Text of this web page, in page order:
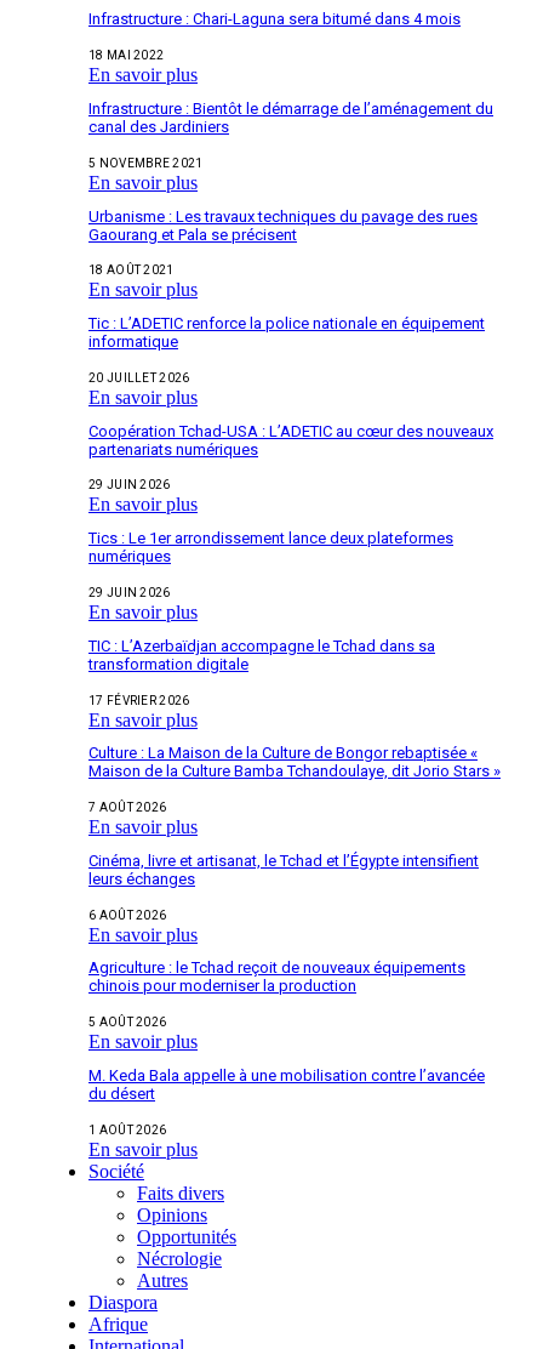
Infrastructure : Chari-Laguna sera bitumé dans 4 mois
18 MAI 2022
En savoir plus
Infrastructure : Bientôt le démarrage de l’aménagement du
canal des Jardiniers
5 NOVEMBRE 2021
En savoir plus
Urbanisme : Les travaux techniques du pavage des rues
Gaourang et Pala se précisent
18 AOÛT 2021
En savoir plus
Tic : L’ADETIC renforce la police nationale en équipement
informatique
20 JUILLET 2026
En savoir plus
Coopération Tchad-USA : L’ADETIC au cœur des nouveaux
partenariats numériques
29 JUIN 2026
En savoir plus
Tics : Le 1er arrondissement lance deux plateformes
numériques
29 JUIN 2026
En savoir plus
TIC : L’Azerbaïdjan accompagne le Tchad dans sa
transformation digitale
17 FÉVRIER 2026
En savoir plus
Culture : La Maison de la Culture de Bongor rebaptisée «
Maison de la Culture Bamba Tchandoulaye, dit Jorio Stars »
7 AOÛT 2026
En savoir plus
Cinéma, livre et artisanat, le Tchad et l’Égypte intensifient
leurs échanges
6 AOÛT 2026
En savoir plus
Agriculture : le Tchad reçoit de nouveaux équipements
chinois pour moderniser la production
5 AOÛT 2026
En savoir plus
M. Keda Bala appelle à une mobilisation contre l’avancée
du désert
1 AOÛT 2026
En savoir plus
Société
Faits divers
Opinions
Opportunités
Nécrologie
Autres
Diaspora
Afrique